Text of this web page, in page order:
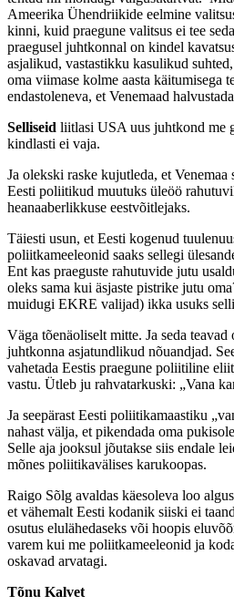
Ameerika Ühendriikide eelmine
kinni, kuid praegune valitsus ei tee
praegusel juhtkonnal on kindel
asjalikud, vastastikku kasulikud
oma viimase kolme aasta käitumisega
endastoleneva, et Venemaad
Selliseid liitlasi USA uus juhtkond me
kindlasti ei vaja.
Ja olekski raske kujutleda, et
Eesti poliitikud muutuks üleöö
heanaaberlikkuse eestvõitlejaks.
Täiesti usun, et Eesti kogenud
poliitkameeleonid saaks sellegi
Ent kas praeguste rahutuvide jutu
oleks sama kui äsjaste pistrike jutu
muidugi EKRE valijad) ikka usuks
Väga tõenäoliselt mitte. Ja seda
juhtkonna asjatundlikud nõuandjad.
vahetada Eestis praegune poliitiline
vastu. Ütleb ju rahvatarkuski: „Vana
Ja seepärast Eesti poliitikamaastiku
nahast välja, et pikendada oma
Selle aja jooksul jõutakse siis endale
mõnes poliitikavälises karukoopas.
Raigo Sõlg avaldas käesoleva loo
et vähemalt Eesti kodanik siiski ei
osutus elulähedaseks või hoopis
varem kui me poliitkameeleonid ja
oskavad arvatagi.
Tõnu Kalvet